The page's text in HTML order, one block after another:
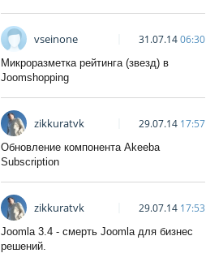
vseinone 31.07.1406:30
Микроразметка рейтинга (звезд) в
Joomshopping
zikkuratvk 29.07.14 17:57
Обновление компонента Akeeba
Subscription
zikkuratvk 29.07.14 17:53
Joomla 3.4 - смерть Joomla для бизнес
решений.